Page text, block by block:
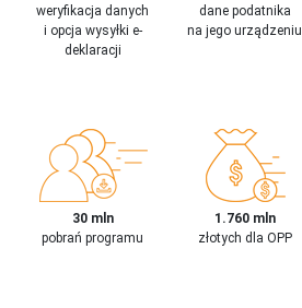
weryfikacja danych
i opcja wysyłki e-
deklaracji
dane podatnika
na jego urządzeniu
30 mln
pobrań programu
1.760 mln
złotych dla OPP